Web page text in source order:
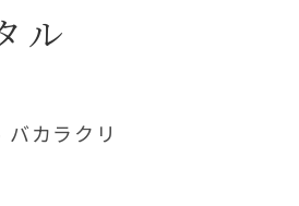
ル
カラクリ